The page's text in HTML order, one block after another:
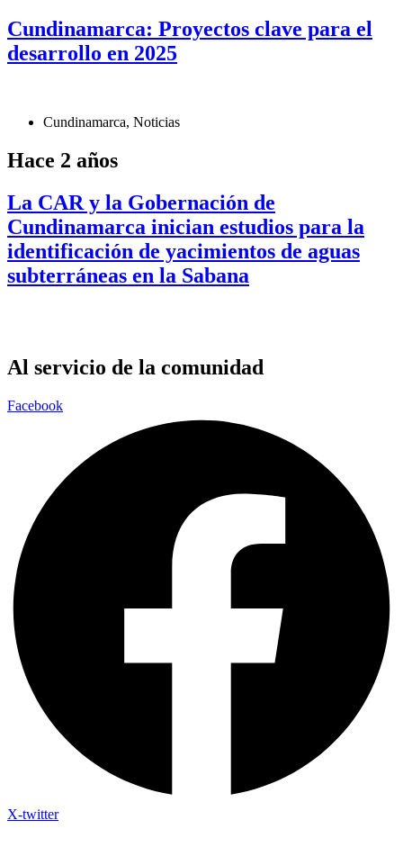
Cundinamarca: Proyectos clave para el
desarrollo en 2025
Cundinamarca, Noticias
Hace 2 años
La CAR y la Gobernación de
Cundinamarca inician estudios para la
identificación de yacimientos de aguas
subterráneas en la Sabana
Al servicio de la comunidad
Facebook
X-twitter